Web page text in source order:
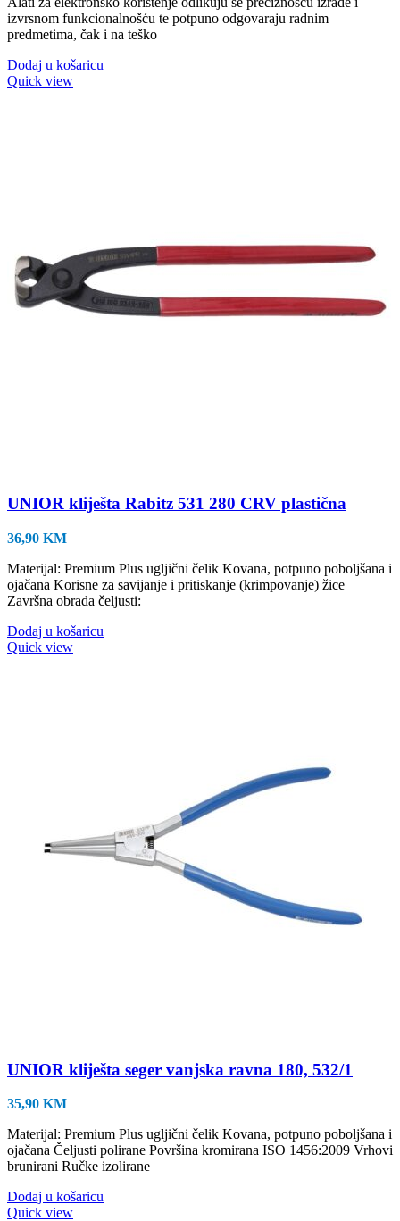
izvrsnom funkcionalnošću te potpuno odgovaraju radnim
predmetima, čak i na teško
Dodaj u košaricu
Quick view
UNIOR kliješta Rabitz 531 280 CRV plastična
36,90 KM
Materijal: Premium Plus ugljični čelik Kovana, potpuno poboljšana i
ojačana Korisne za savijanje i pritiskanje (krimpovanje) žice
Završna obrada čeljusti:
Dodaj u košaricu
Quick view
UNIOR kliješta seger vanjska ravna 180, 532/1
35,90 KM
Materijal: Premium Plus ugljični čelik Kovana, potpuno poboljšana i
ojačana Čeljusti polirane Površina kromirana ISO 1456:2009 Vrhovi
brunirani Ručke izolirane
Dodaj u košaricu
Quick view